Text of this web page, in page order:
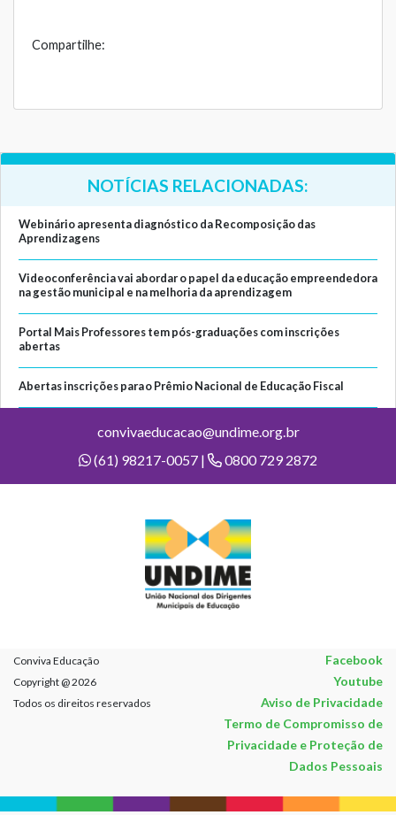
Compartilhe:
NOTÍCIAS RELACIONADAS:
Webinário apresenta diagnóstico da Recomposição das
Aprendizagens
Videoconferência vai abordar o papel da educação empreendedora
na gestão municipal e na melhoria da aprendizagem
Portal Mais Professores tem pós-graduações com inscrições
abertas
Abertas inscrições para o Prêmio Nacional de Educação Fiscal
convivaeducacao@undime.org.br
(61) 98217-0057 |
0800 729 2872
Conviva Educação Facebook
Copyright @ 2026 Youtube
Todos os direitos reservados
Aviso de Privacidade
Termo de Compromisso de
Privacidade e Proteção de
Dados Pessoais